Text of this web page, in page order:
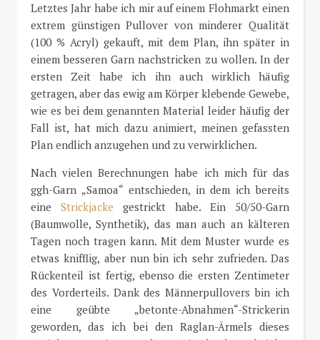
Letztes Jahr habe ich mir auf einem Flohmarkt einen
extrem günstigen Pullover von minderer Qualität
(100 % Acryl) gekauft, mit dem Plan, ihn später in
einem besseren Garn nachstricken zu wollen. In der
ersten Zeit habe ich ihn auch wirklich häufig
getragen, aber das ewig am Körper klebende Gewebe,
wie es bei dem genannten Material leider häufig der
Fall ist, hat mich dazu animiert, meinen gefassten
Plan endlich anzugehen und zu verwirklichen.
Nach vielen Berechnungen habe ich mich für das
ggh-Garn „Samoa“ entschieden, in dem ich bereits
eine Strickjacke gestrickt habe. Ein 50/50-Garn
(Baumwolle, Synthetik), das man auch an kälteren
Tagen noch tragen kann. Mit dem Muster wurde es
etwas knifflig, aber nun bin ich sehr zufrieden. Das
Rückenteil ist fertig, ebenso die ersten Zentimeter
des Vorderteils. Dank des Männerpullovers bin ich
eine geübte „betonte-Abnahmen“-Strickerin
geworden, das ich bei den Raglan-Ärmels dieses